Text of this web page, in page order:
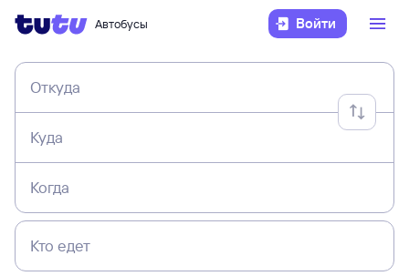
Автобусы Войти
Откуда
Куда
Когда
Кто едет